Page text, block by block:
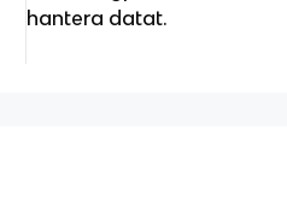
hantera datat.